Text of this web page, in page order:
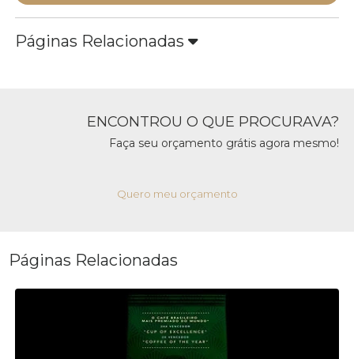
Páginas Relacionadas
ENCONTROU O QUE PROCURAVA?
Faça seu orçamento grátis agora mesmo!
Quero meu orçamento
Páginas Relacionadas